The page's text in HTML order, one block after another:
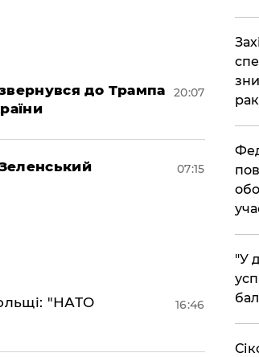
до Трампа
20:07
07:15
"НАТО
16:46
​"У